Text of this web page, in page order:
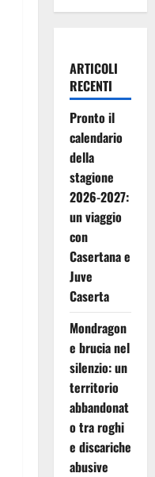
ARTICOLI
RECENTI
Pronto il
calendario
della
stagione
2026-2027:
un viaggio
con
Casertana e
Juve
Caserta
Mondragon
e brucia nel
silenzio: un
territorio
abbandonat
o tra roghi
e discariche
abusive